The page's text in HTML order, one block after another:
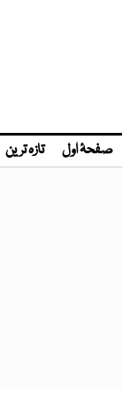
صفحۂ اول تازہ ترین